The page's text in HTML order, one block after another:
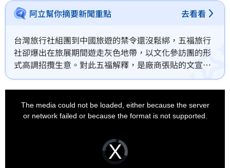
阿立幫你摘要新聞重點 去看看
台灣旅行社組團到中國旅遊的禁令還沒鬆綁，五福旅行
社卻爆出在旅展期間遊走灰色地帶，以文化參訪團的形
式高調招攬生意。對此五福解釋，是廠商張貼的文宣產
生誤會，都已經撤除廣告文宣印製的內容，只是提供資
訊給旅客參考，強調一切都符合法規。另外交通部也會
派人到旅展進行稽查，確保沒有違規情況發生。
Video
Player
loading.
The media could not be loaded, either because the server
or network failed or because the format is not supported.